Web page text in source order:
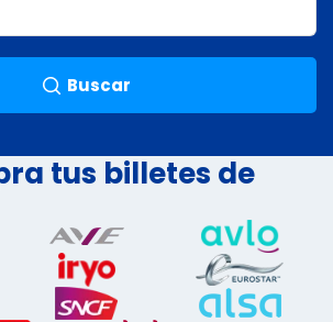
Buscar
tus billetes de